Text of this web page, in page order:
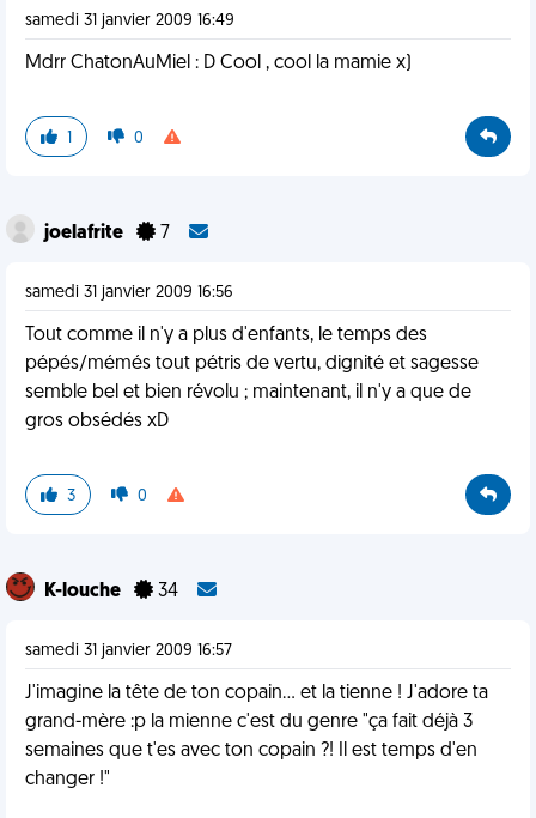
samedi 31 janvier 2009 16:49
Mdrr ChatonAuMiel : D Cool , cool la mamie x)
1 0
joelafrite 7
samedi 31 janvier 2009 16:56
Tout comme il n'y a plus d'enfants, le temps des
pépés/mémés tout pétris de vertu, dignité et sagesse
semble bel et bien révolu ; maintenant, il n'y a que de
gros obsédés xD
3 0
K-louche 34
samedi 31 janvier 2009 16:57
J'imagine la tête de ton copain... et la tienne ! J'adore ta
grand-mère :p la mienne c'est du genre "ça fait déjà 3
semaines que t'es avec ton copain ?! Il est temps d'en
changer !"